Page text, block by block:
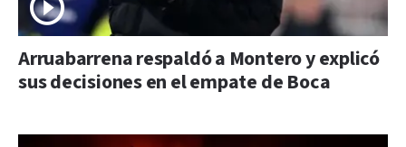
Arruabarrena respaldó a Montero y explicó
sus decisiones en el empate de Boca